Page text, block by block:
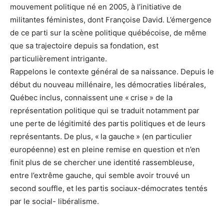
mouvement politique né en 2005, à l’initiative de
militantes féministes, dont Françoise David. L’émergence
de ce parti sur la scène politique québécoise, de même
que sa trajectoire depuis sa fondation, est
particulièrement intrigante.
Rappelons le contexte général de sa naissance. Depuis le
début du nouveau millénaire, les démocraties libérales,
Québec inclus, connaissent une « crise » de la
représentation politique qui se traduit notamment par
une perte de légitimité des partis politiques et de leurs
représentants. De plus, « la gauche » (en particulier
européenne) est en pleine remise en question et n’en
finit plus de se chercher une identité rassembleuse,
entre l’extrême gauche, qui semble avoir trouvé un
second souffle, et les partis sociaux-démocrates tentés
par le social- libéralisme.